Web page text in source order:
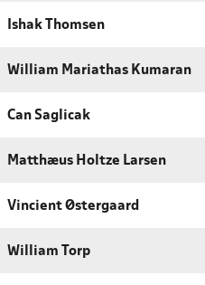
Ishak Thomsen
William Mariathas Kumaran
Can Saglicak
Matthæus Holtze Larsen
Vincient Østergaard
William Torp